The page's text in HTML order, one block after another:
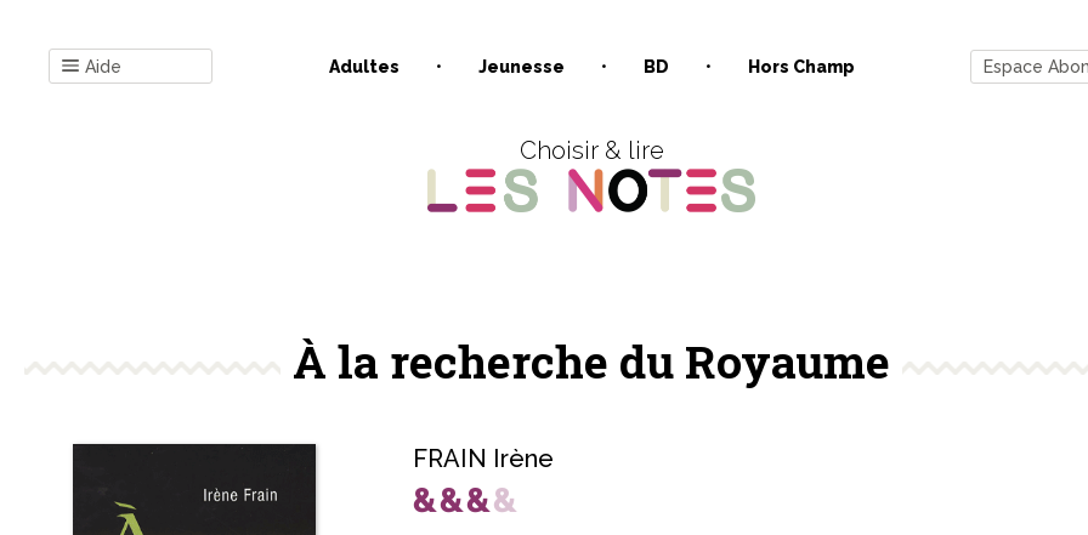
Aide Adultes Jeunesse BD Hors Champ Espace
Choisir & lire
À la recherche du Royaume
FRAIN Irène